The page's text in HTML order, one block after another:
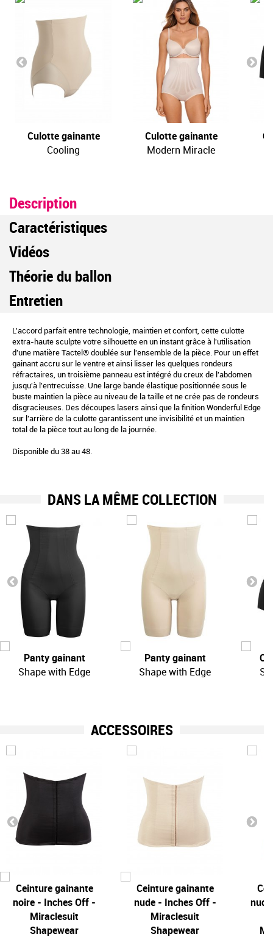
Culotte gainante
Cooling
Culotte gainante
Modern Miracle
Description
Caractéristiques
Vidéos
Théorie du ballon
Entretien
L'accord parfait entre technologie, maintien et confort, cette culotte
extra-haute sculpte votre silhouette en un instant grâce à l'utilisation
d'une matière Tactel® doublée sur l'ensemble de la pièce. Pour un effet
gainant accru sur le ventre et ainsi lisser les quelques rondeurs
réfractaires, un troisième panneau est intégré du creux de l'abdomen
jusqu'à l'entrecuisse. Une large bande élastique positionnée sous le
buste maintien la pièce au niveau de la taille et ne crée pas de rondeurs
disgracieuses. Des découpes lasers ainsi que la finition Wonderful Edge
sur l'arrière de la culotte garantissent une invisibilité et un maintien
total de la pièce tout au long de la journée.
Disponible du 38 au 48.
DANS LA MÊME COLLECTION
Panty gainant
Shape with Edge
Panty gainant
Shape with Edge
ACCESSOIRES
Ceinture gainante
noire - Inches Off -
Miraclesuit
Shapewear
Ceinture gainante
nude - Inches Off -
Miraclesuit
Shapewear